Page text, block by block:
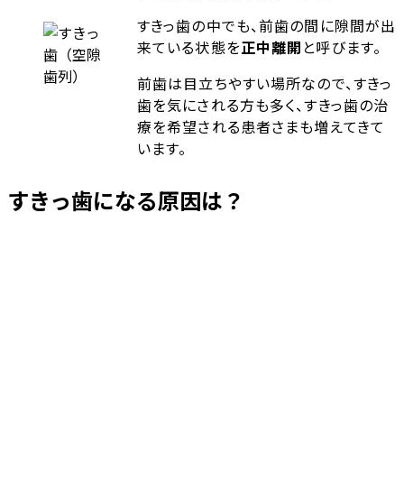
すきっ歯の中でも、前歯の間に隙間が出
来ている状態を正中離開 と呼びます。
前歯は目立ちやすい場所なので、すきっ
歯を気にされる方も多く、すきっ歯の治
療を希望される患者さまも増えてきて
います。
すきっ歯になる原因は？